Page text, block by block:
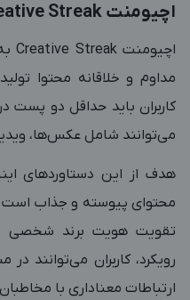
اچیومنتStreak
اچیومنتCreative Streak
مداوم و خلاقانه محتوا
کاربران باید حداقل دو
می‌توانند شامل عکس‌ها،
هدف از این دستاوردهای
محتوای پیوسته و جذاب است
تقویت هویت برند شخصی
رویکرد، کاربران می‌توانند
ارتباطات معناداری با مخاطبان